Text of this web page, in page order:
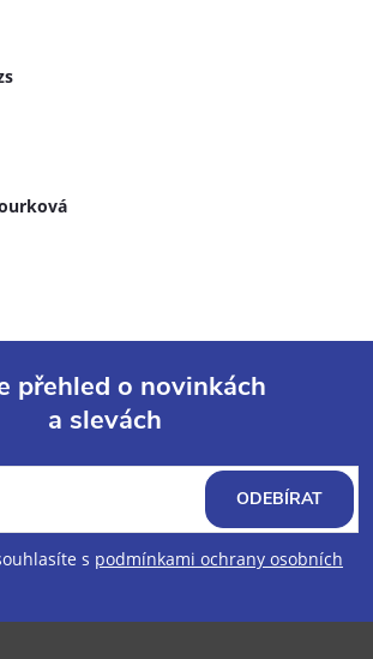
přehled o novinkách
a slevách
s podmínkami ochrany osobních
ODEBÍRAT